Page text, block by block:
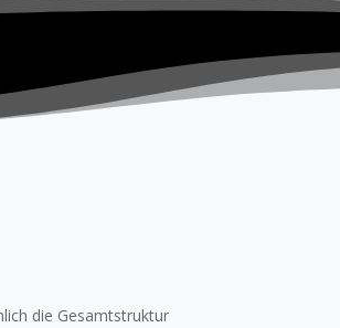
die Gesamtstruktur